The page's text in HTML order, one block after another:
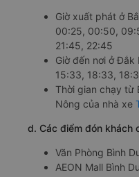
Giờ xuất phát ở
00:25, 00:50,
21:45, 22:45
Giờ đến nơi ở
15:33, 18:33,
Thời gian chạy từ
Nông của nhà xe
d. Các điểm đón khách
Văn Phòng Bình
AEON Mall Bình